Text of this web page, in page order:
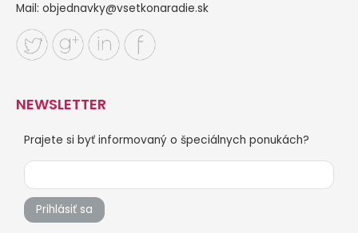
Mail: objednavky@vsetkonaradie.sk
NEWSLETTER
Prajete si byť informovaný o špeciálnych ponukách?
Prihlásiť sa